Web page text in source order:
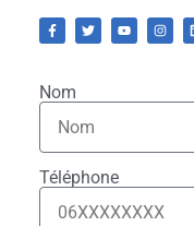
Nom
Téléphone